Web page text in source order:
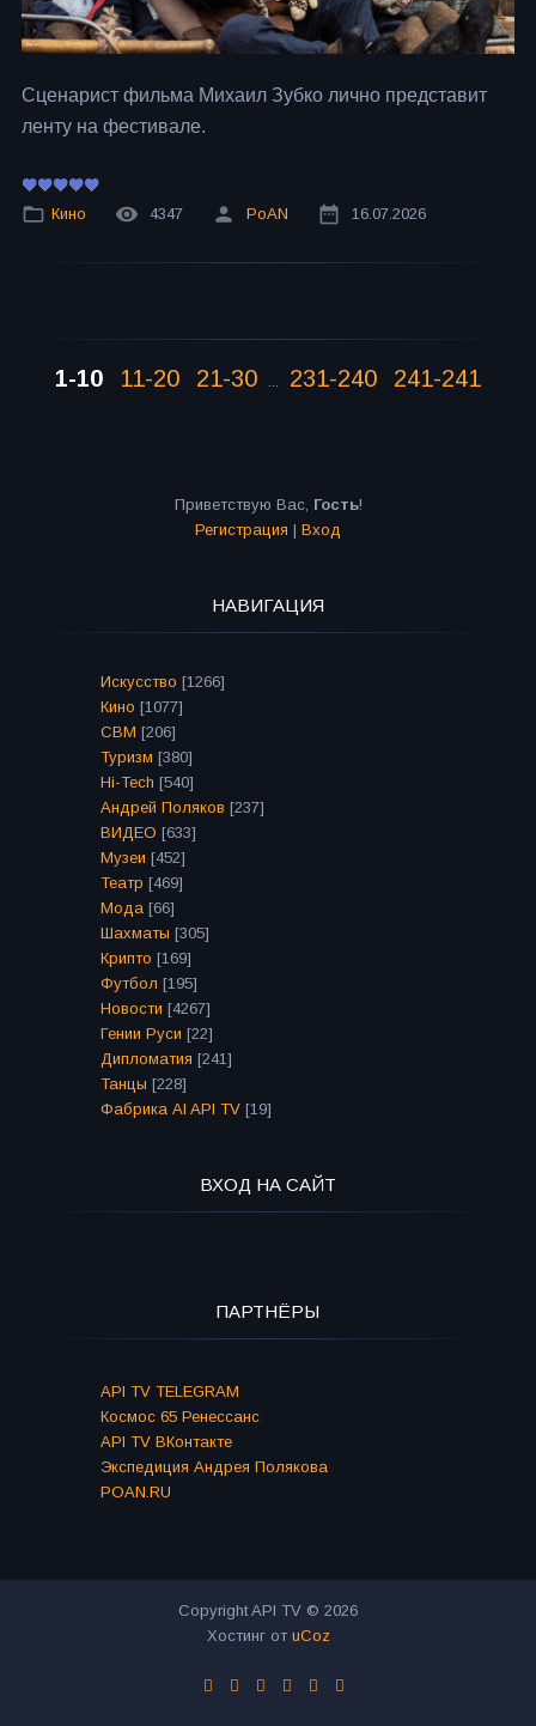
Сценарист фильма Михаил Зубко лично представит
ленту на фестивале.
Кино 4347 PoAN 16.07.2026
1-10 11-20 21-30 ... 231-240 241-241
Приветствую Вас, Гость!
Регистрация | Вход
НАВИГАЦИЯ
Искусство [1266]
Кино [1077]
СВМ [206]
Туризм [380]
Hi-Tech [540]
Андрей Поляков [237]
ВИДЕО [633]
Музеи [452]
Театр [469]
Мода [66]
Шахматы [305]
Крипто [169]
Футбол [195]
Новости [4267]
Гении Руси [22]
Дипломатия [241]
Танцы [228]
Фабрика AI API TV [19]
ВХОД НА САЙТ
ПАРТНЁРЫ
API TV TELEGRAM
Космос 65 Ренессанс
API TV ВКонтакте
Экспедиция Андрея Полякова
POAN.RU
Copyright API TV © 2026
Хостинг от uCoz